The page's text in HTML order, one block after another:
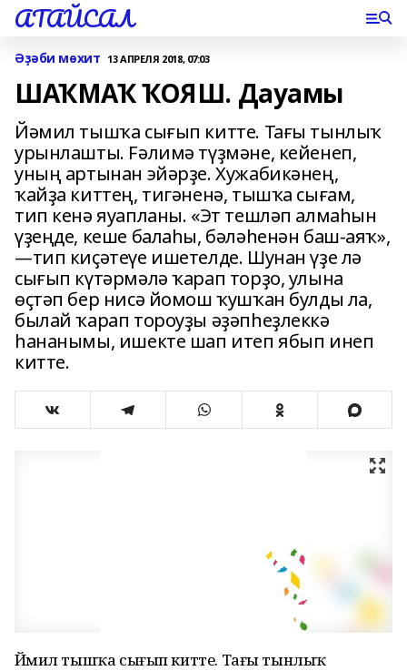
АТАЙСАЛ
Әҙәби мѳхит 13 АПРЕЛЯ 2018, 07:03
ШАҠМАҠ ҠОЯШ. Дауамы
Йәмил тышҡа сығып китте. Тағы тынлыҡ
урынлашты. Fәлимә түҙмәне, кейенеп,
уның артынан эйәрҙе. Хужабикәнең,
ҡайҙа киттең, тигәненә, тышҡа сығам,
тип кенә яуапланы. «Эт тешләп алмаһын
үҙеңде, кеше балаһы, бәләһенән баш-аяҡ»,
—тип киҫәтеүе ишетелде. Шунан үҙе лә
сығып күтәрмәлә ҡарап торҙо, улына
өҫтәп бер нисә йомош ҡушҡан булды ла,
былай ҡарап тороуҙы әҙәпһеҙлеккә
һананымы, ишекте шап итеп ябып инеп
китте.
Йәмил тышҡа сығып китте. Тағы тынлыҡ